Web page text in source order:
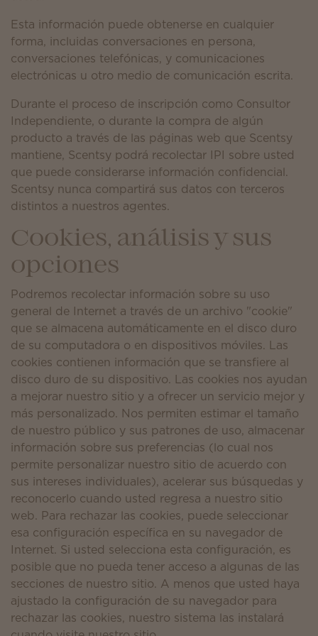
Esta información puede obtenerse en cualquier
forma, incluidas conversaciones en persona,
conversaciones telefónicas, y comunicaciones
electrónicas u otro medio de comunicación escrita.
Durante el proceso de inscripción como Consultor
Independiente, o durante la compra de algún
producto a través de las páginas web que Scentsy
mantiene, Scentsy podrá recolectar IPI sobre usted
que puede considerarse información confidencial.
Scentsy nunca compartirá sus datos con terceros
distintos a nuestros agentes.
Cookies, análisis y sus
opciones
Podremos recolectar información sobre su uso
general de Internet a través de un archivo "cookie"
que se almacena automáticamente en el disco duro
de su computadora o en dispositivos móviles. Las
cookies contienen información que se transfiere al
disco duro de su dispositivo. Las cookies nos ayudan
a mejorar nuestro sitio y a ofrecer un servicio mejor y
más personalizado. Nos permiten estimar el tamaño
de nuestro público y sus patrones de uso, almacenar
información sobre sus preferencias (lo cual nos
permite personalizar nuestro sitio de acuerdo con
sus intereses individuales), acelerar sus búsquedas y
reconocerlo cuando usted regresa a nuestro sitio
web. Para rechazar las cookies, puede seleccionar
esa configuración específica en su navegador de
Internet. Si usted selecciona esta configuración, es
posible que no pueda tener acceso a algunas de las
secciones de nuestro sitio. A menos que usted haya
ajustado la configuración de su navegador para
rechazar las cookies, nuestro sistema las instalará